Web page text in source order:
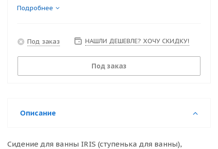
Подробнее
Под заказ НАШЛИ ДЕШЕВЛЕ? ХОЧУ СКИДКУ!
Под заказ
Описание
Сидение для ванны IRIS (ступенька для ванны),